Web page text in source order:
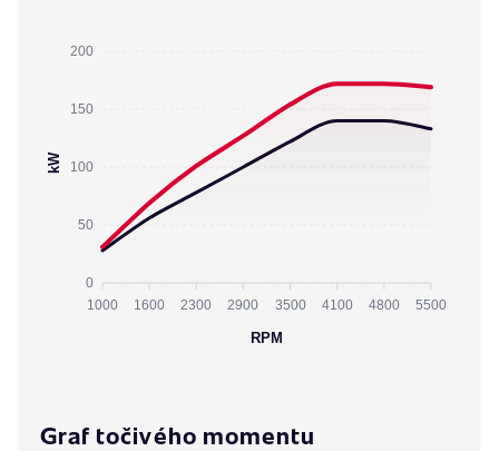
200
150
100
50
0
kW
1000 1600 2300 2900 3500 4100 4800 5500
RPM
Graf točivého momentu